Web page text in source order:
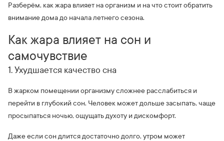
Разберём, как жара влияет на организм и на что стоит обратить
внимание дома до начала летнего сезона.
Как жара влияет на сон и
самочувствие
1. Ухудшается качество сна
В жарком помещении организму сложнее расслабиться и
перейти в глубокий сон. Человек может дольше засыпать, чаще
просыпаться ночью, ощущать духоту и дискомфорт.
Даже если сон длится достаточно долго, утром может